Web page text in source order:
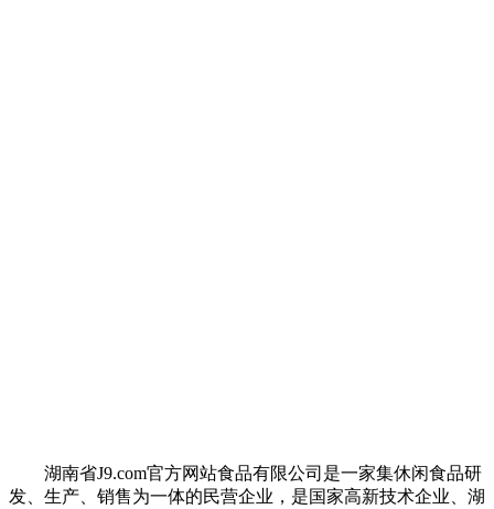
湖南省J9.com官方网站食品有限公司是一家集休闲食品研
发、生产、销售为一体的民营企业，是国家高新技术企业、湖